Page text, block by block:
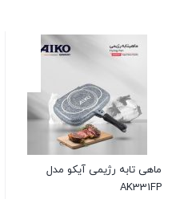
ماهی تابه رژیمی آیکو مدل
AK331FP